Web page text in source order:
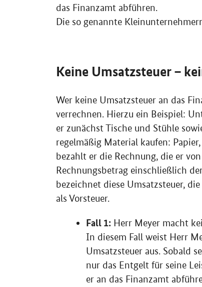
das Finanzamt abführen.
Die so genannte
Keine Umsatzsteuer –
Wer keine Umsatzsteuer an das
verrechnen. Hierzu ein Beispiel:
er zunächst Tische und Stühle
regelmäßig Material kaufen:
bezahlt er die Rechnung, die er
Rechnungsbetrag einschließlich
bezeichnet diese Umsatzsteuer,
als Vorsteuer.
Fall 1: Herr Meyer macht
In diesem Fall weist Herr
Umsatzsteuer aus. Sobald
nur das Entgelt für seine
er an das Finanzamt